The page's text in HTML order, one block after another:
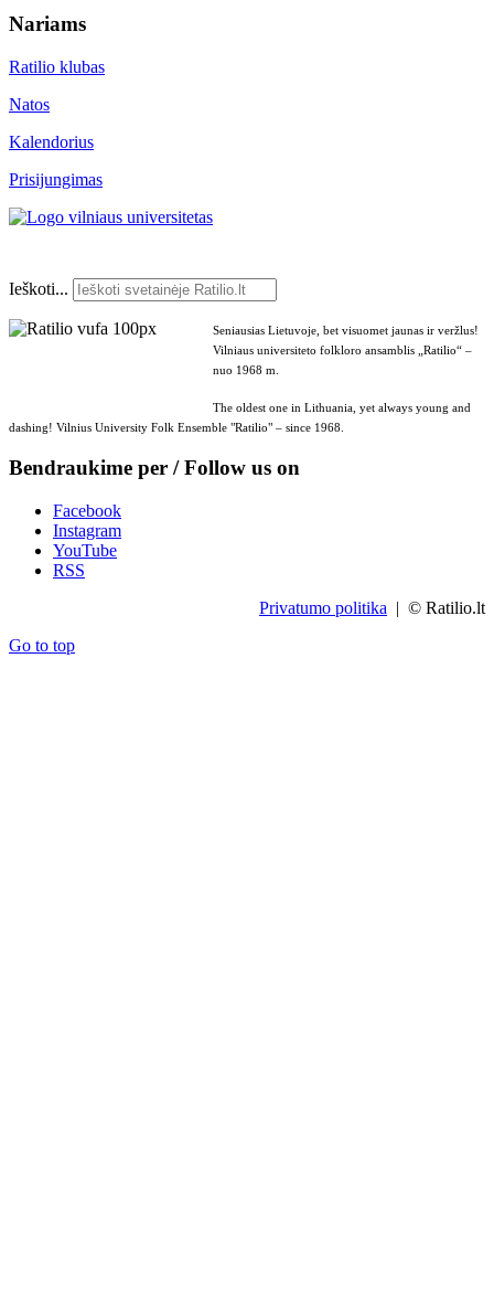
Nariams
Ratilio klubas
Natos
Kalendorius
Prisijungimas
Ieškoti...
Seniausias Lietuvoje, bet visuomet jaunas ir veržlus!
Vilniaus universiteto folkloro ansamblis „Ratilio“ –
nuo 1968 m.
The oldest one in Lithuania, yet always young and
dashing! Vilnius University Folk Ensemble "Ratilio" – since 1968.
Bendraukime per / Follow us on
Facebook
Instagram
YouTube
RSS
Privatumo politika | © Ratilio.lt
Go to top